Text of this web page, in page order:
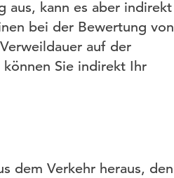
aus, kann es aber indirekt
bei der Bewertung von
auf der
Sie indirekt Ihr
dem Verkehr heraus, den